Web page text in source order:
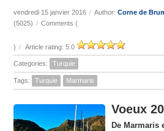
vendredi 15 janvier 2016 / Author:Corne de
(5025) / Comments (
) / Article rating: 5.0
Categories: Turquie
Tags: Turquie Marmaris
Voeux
De Marmaris